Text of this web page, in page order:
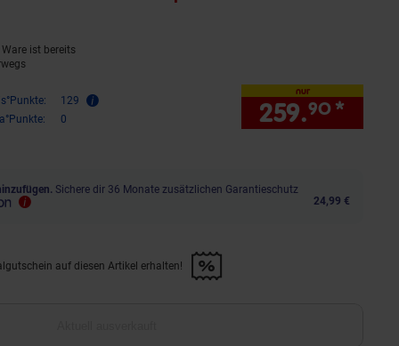
ist bereits
129
0
nur
259.90 *
Sichere dir 36 Monate zusätzlichen Garantieschutz
24,99 €
&amp; 30€ Filialgutschein auf diesen Artikel erhalten!" anwenden
auf diesen Artikel erhalten!